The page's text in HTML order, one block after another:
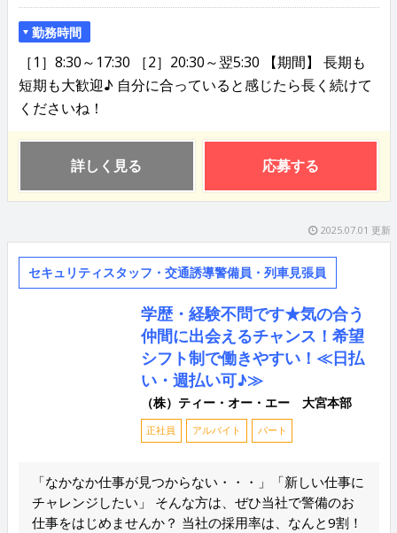
勤務時間
［1］8:30～17:30 ［2］20:30～翌5:30 【期間】 長期も
短期も大歓迎♪ 自分に合っていると感じたら長く続けて
くださいね！
詳しく見る 応募する
2025.07.01 更新
セキュリティスタッフ・交通誘導警備員・列車見張員
学歴・経験不問です★気の合う
仲間に出会えるチャンス！希望
シフト制で働きやすい！≪日払
い・週払い可♪≫
（株）ティー・オー・エー 大宮本部
正社員 アルバイト パート
「なかなか仕事が見つからない・・・」「新しい仕事に
チャレンジしたい」 そんな方は、ぜひ当社で警備のお
仕事をはじめませんか？ 当社の採用率は、なんと9割！